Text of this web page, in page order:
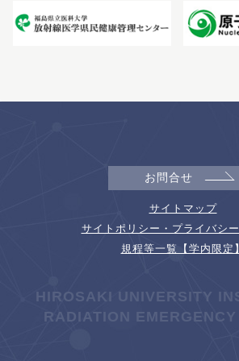
お問合せ
サイトマップ
サイトポリシー・プライバシ
規程等一覧【学内限定】
HIROSAKI UNIVERSITY
RADIATION